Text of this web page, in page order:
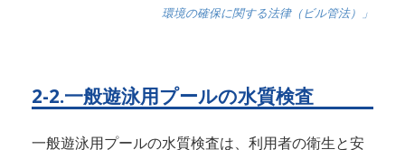
環境の確保に関する法律（ビル管法）」
2-2.一般遊泳用プールの水質検査
一般遊泳用プールの水質検査は、利用者の衛生と安